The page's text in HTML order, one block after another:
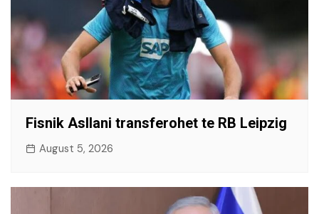
Fisnik Asllani transferohet te RB Leipzig
August 5, 2026